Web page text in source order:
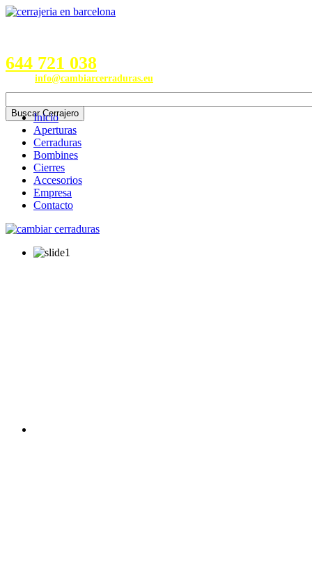
644 721 038
info@cambiarcerraduras.eu
Inicio
Aperturas
Cerraduras
Bombines
Cierres
Accesorios
Empresa
Contacto